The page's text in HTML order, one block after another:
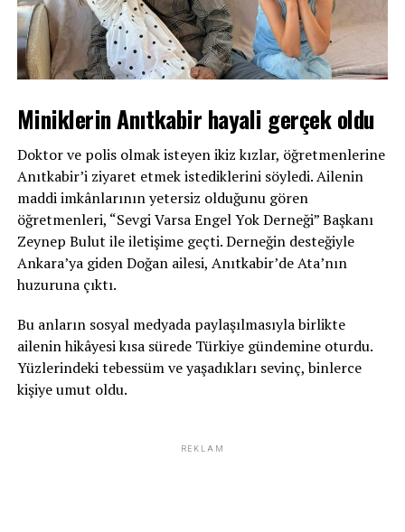
Miniklerin Anıtkabir hayali gerçek oldu
Doktor ve polis olmak isteyen ikiz kızlar, öğretmenlerine
Anıtkabir’i ziyaret etmek istediklerini söyledi. Ailenin
maddi imkânlarının yetersiz olduğunu gören
öğretmenleri, “Sevgi Varsa Engel Yok Derneği” Başkanı
Zeynep Bulut ile iletişime geçti. Derneğin desteğiyle
Ankara’ya giden Doğan ailesi, Anıtkabir’de Ata’nın
huzuruna çıktı.
Bu anların sosyal medyada paylaşılmasıyla birlikte
ailenin hikâyesi kısa sürede Türkiye gündemine oturdu.
Yüzlerindeki tebessüm ve yaşadıkları sevinç, binlerce
kişiye umut oldu.
REKLAM